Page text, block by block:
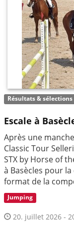
Résultats & sélections
Escale à
Après une
Classic Tour
STX by Horse of
à Basècles pour
format de la
Jumping
20. juillet 2026 -